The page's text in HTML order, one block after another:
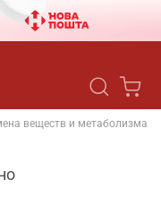
веществ и метаболизма